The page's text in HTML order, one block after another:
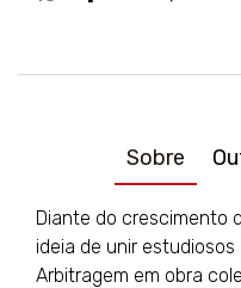
Sobre
Diante do crescimento
ideia de unir
Arbitragem em obra